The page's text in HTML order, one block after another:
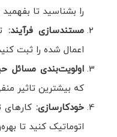
را بشناسید تا
مستندسازی فرآیند:
اعمال شده را ثبت
اولویت‌بندی مسائل
که بیشترین تاثیر
خودکارسازی: کارهای
اتوماتیک کنید تا